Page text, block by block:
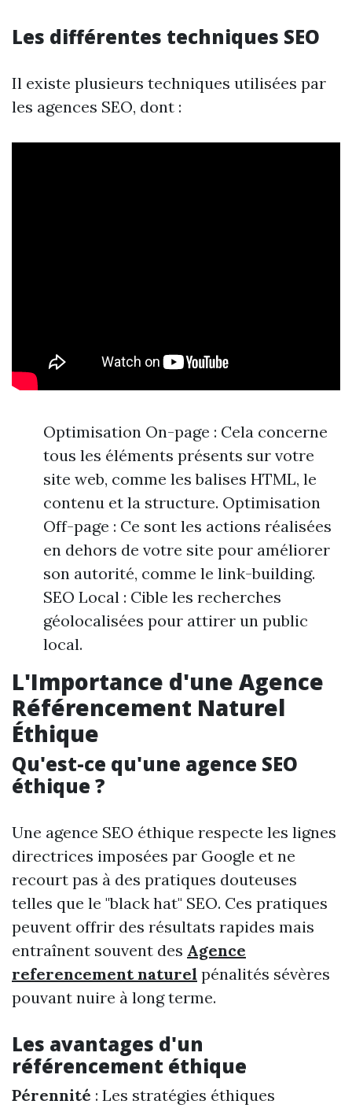
Les différentes techniques SEO
Il existe plusieurs techniques utilisées par
les agences SEO, dont :
Optimisation On-page : Cela concerne
tous les éléments présents sur votre
site web, comme les balises HTML, le
contenu et la structure. Optimisation
Off-page : Ce sont les actions réalisées
en dehors de votre site pour améliorer
son autorité, comme le link-building.
SEO Local : Cible les recherches
géolocalisées pour attirer un public
local.
L'Importance d'une Agence
Référencement Naturel
Éthique
Qu'est-ce qu'une agence SEO
éthique ?
Une agence SEO éthique respecte les lignes
directrices imposées par Google et ne
recourt pas à des pratiques douteuses
telles que le "black hat" SEO. Ces pratiques
peuvent offrir des résultats rapides mais
entraînent souvent des Agence
referencement naturel pénalités sévères
pouvant nuire à long terme.
Les avantages d'un
référencement éthique
Pérennité : Les stratégies éthiques